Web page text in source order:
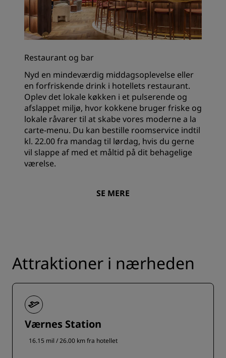
Restaurant og bar
Nyd en mindeværdig middagsoplevelse eller
en forfriskende drink i hotellets restaurant.
Oplev det lokale køkken i et pulserende og
afslappet miljø, hvor kokkene bruger friske og
lokale råvarer til at skabe vores moderne a la
carte-menu. Du kan bestille roomservice indtil
kl. 22.00 fra mandag til lørdag, hvis du gerne
vil slappe af med et måltid på dit behagelige
værelse.
SE MERE
Attraktioner i nærheden
Værnes Station
16.15 mil / 26.00 km fra hotellet